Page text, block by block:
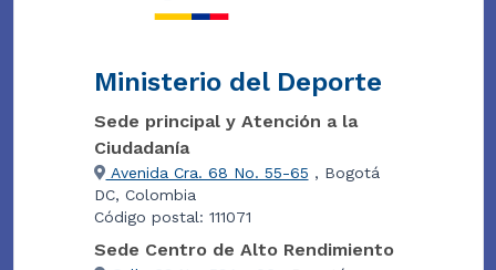
Ministerio del Deporte
Sede principal y Atención a la
Ciudadanía
Avenida Cra. 68 No. 55-65 , Bogotá
DC, Colombia
Código postal: 111071
Sede Centro de Alto Rendimiento